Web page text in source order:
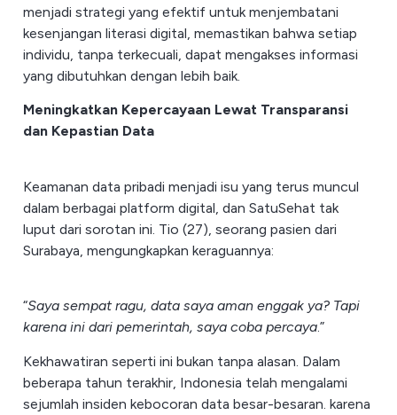
menjadi strategi yang efektif untuk menjembatani
kesenjangan literasi digital, memastikan bahwa setiap
individu, tanpa terkecuali, dapat mengakses informasi
yang dibutuhkan dengan lebih baik.
Meningkatkan Kepercayaan Lewat Transparansi
dan Kepastian Data
Keamanan data pribadi menjadi isu yang terus muncul
dalam berbagai platform digital, dan SatuSehat tak
luput dari sorotan ini. Tio (27), seorang pasien dari
Surabaya, mengungkapkan keraguannya:
“Saya sempat ragu, data saya aman enggak ya? Tapi
karena ini dari pemerintah, saya coba percaya.”
Kekhawatiran seperti ini bukan tanpa alasan. Dalam
beberapa tahun terakhir, Indonesia telah mengalami
sejumlah insiden kebocoran data besar-besaran. karena